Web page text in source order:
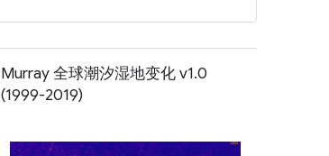
Murray 全球潮汐湿地变化 v1.0
(1999-2019)